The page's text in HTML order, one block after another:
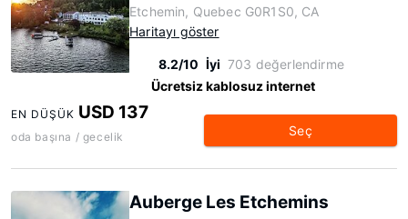
Etchemin, Quebec G0R1S0, CA
Haritayı göster
8.2/10 İyi 703 değerlendirme
Ücretsiz kablosuz internet
EN DÜŞÜK USD 137
oda başına / gecelik Seç
Auberge Les Etchemins